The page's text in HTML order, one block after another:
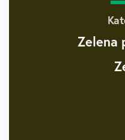
Zelena